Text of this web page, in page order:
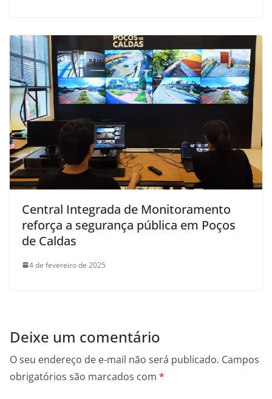
Central Integrada de Monitoramento
reforça a segurança pública em Poços
de Caldas
4 de fevereiro de 2025
Deixe um comentário
O seu endereço de e-mail não será publicado. Campos
obrigatórios são marcados com *